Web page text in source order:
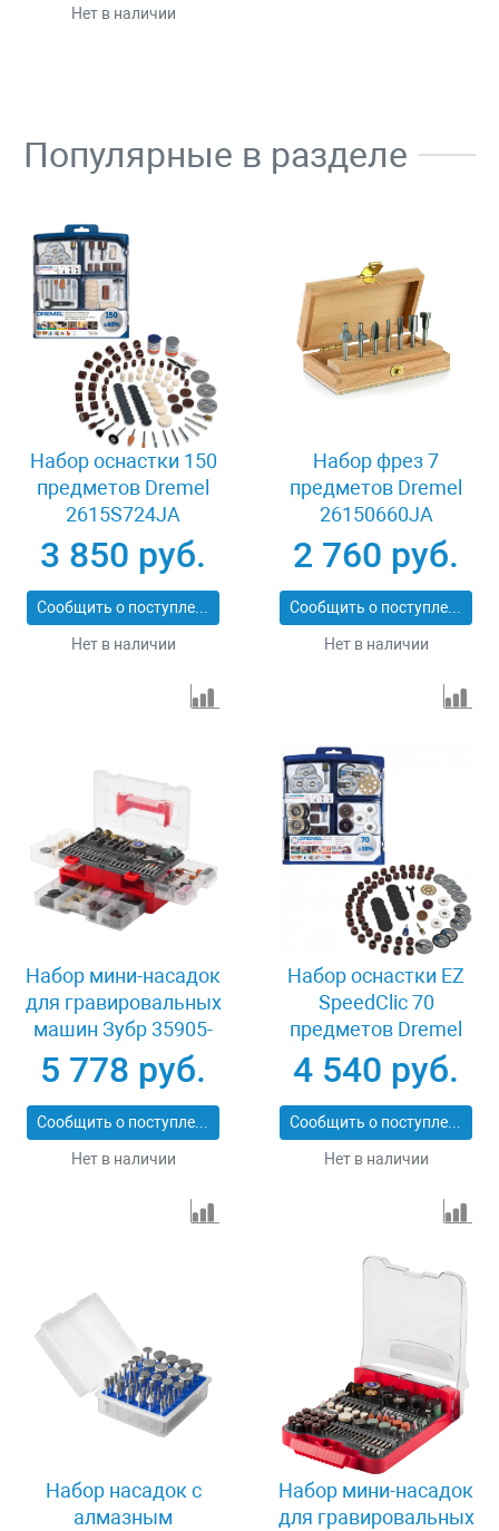
Нет в наличии
Популярные в разделе
Набор оснастки 150
предметов Dremel
2615S724JA
3 850 руб.
Сообщить о поступлении
Нет в наличии
Набор фрез 7
предметов Dremel
26150660JA
2 760 руб.
Сообщить о поступлении
Нет в наличии
Набор мини-насадок
для гравировальных
машин Зубр 35905-
H349
5 778 руб.
Сообщить о поступлении
Нет в наличии
Набор оснастки EZ
SpeedClic 70
предметов Dremel
2615E725JA
4 540 руб.
Сообщить о поступлении
Нет в наличии
Набор насадок с
алмазным
Набор мини-насадок
для гравировальных